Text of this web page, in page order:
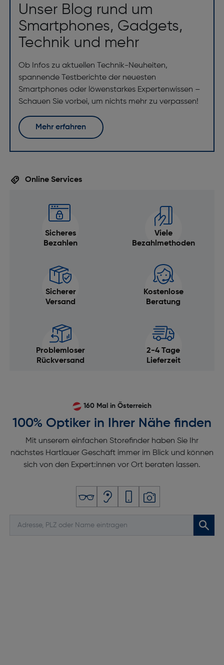
Unser Blog rund um
Smartphones, Gadgets,
Technik und mehr
Ob Infos zu aktuellen Technik-Neuheiten,
spannende Testberichte der neuesten
Smartphones oder löwenstarkes Expertenwissen –
Schauen Sie vorbei, um nichts mehr zu verpassen!
Mehr erfahren
Online Services
Sicheres
Bezahlen
Viele
Bezahlmethoden
Sicherer
Versand
Kostenlose
Beratung
Problemloser
Rückversand
2-4 Tage
Lieferzeit
160 Mal in Österreich
100% Optiker in Ihrer Nähe finden
Mit unserem einfachen Storefinder haben Sie Ihr
nächstes Hartlauer Geschäft immer im Blick und können
sich von den Expert:innen vor Ort beraten lassen.